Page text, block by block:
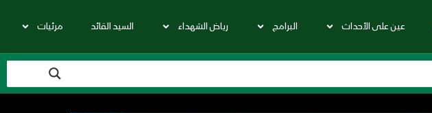
عين على الأحداث البرامج رياض الشهداء السيد القائد مرئيات